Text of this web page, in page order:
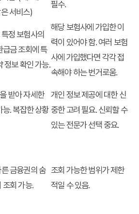
서비스)
필수.
정 보험사의
급금 조회에 특
정보 확인 가능.
해당 보험사에 가입한 이
력이 있어야 함. 여러 보험
사에 가입했다면 각각 접
속해야 하는 번거로움.
받아 자세한
능. 복잡한 상황
개인 정보 제공에 대한 신
중한 고려 필요. 신뢰할 수
있는 전문가 선택 중요.
금융권의 숨
조회 가능.
조회 가능한 범위가 제한
적일 수 있음.